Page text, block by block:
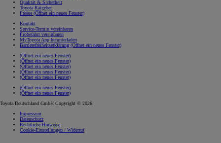
Qualität & Sicherheit
Toyota Ratgeber
Presse (Öffnet ein neues Fenster)
Kontakt
Service-Termin vereinbaren
Probefahrt vereinbaren
MyToyota App herunterladen
Barrierefreiheitserklärung (Öffnet ein neues Fenster)
(Öffnet ein neues Fenster)
(Öffnet ein neues Fenster)
(Öffnet ein neues Fenster)
(Öffnet ein neues Fenster)
(Öffnet ein neues Fenster)
(Öffnet ein neues Fenster)
(Öffnet ein neues Fenster)
Toyota Deutschland GmbH Copyright © 2026
Impressum
Datenschutz
Rechtliche Hinweise
Cookie-Einstellungen / Widerruf